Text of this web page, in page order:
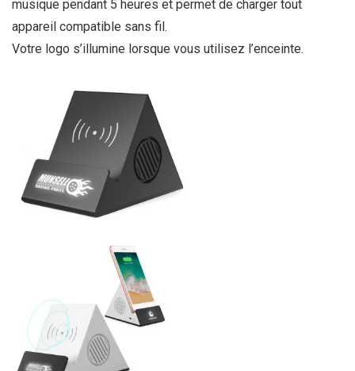
musique pendant 5 heures et permet de charger tout
appareil compatible sans fil.
Votre logo s’illumine lorsque vous utilisez l’enceinte.